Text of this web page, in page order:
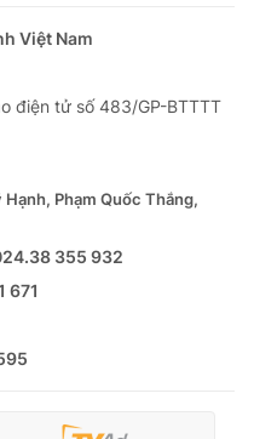
Việt Nam
điện tử số 483/GP-BTTTT
Phạm Quốc Thắng,
355 932
671